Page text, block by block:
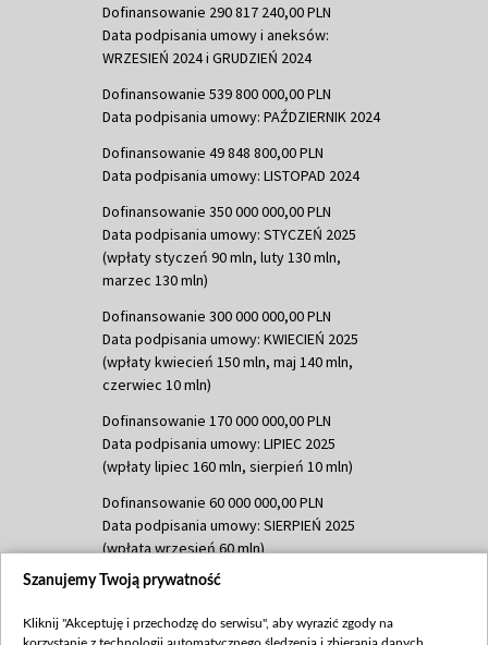
Dofinansowanie 290 817 240,00 PLN
Data podpisania umowy i aneksów:
WRZESIEŃ 2024 i GRUDZIEŃ 2024
Dofinansowanie 539 800 000,00 PLN
Data podpisania umowy: PAŹDZIERNIK 2024
Dofinansowanie 49 848 800,00 PLN
Data podpisania umowy: LISTOPAD 2024
Dofinansowanie 350 000 000,00 PLN
Data podpisania umowy: STYCZEŃ 2025
(wpłaty styczeń 90 mln, luty 130 mln,
marzec 130 mln)
Dofinansowanie 300 000 000,00 PLN
Data podpisania umowy: KWIECIEŃ 2025
(wpłaty kwiecień 150 mln, maj 140 mln,
czerwiec 10 mln)
Dofinansowanie 170 000 000,00 PLN
Data podpisania umowy: LIPIEC 2025
(wpłaty lipiec 160 mln, sierpień 10 mln)
Dofinansowanie 60 000 000,00 PLN
Data podpisania umowy: SIERPIEŃ 2025
(wpłata wrzesień 60 mln)
Dofinansowanie 635 783 051,21 PLN
(wpłata wrzesień 100 mln, październik 350
Szanujemy Twoją prywatność
Kliknij "Akceptuję i przechodzę do serwisu", aby wyrazić zgody na